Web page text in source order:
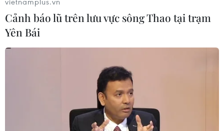
25/07/2026 10:12
"Lời hứa với Mẹ" - lan tỏa đạo lý tri ân
“VPBank tới rồi, mở 'lời' ngay thôi"
tiếp tục hành trình tại Đà Nẵng
Cảnh báo lũ trên lưu vực sông Thao tại trạm
Yên Bái